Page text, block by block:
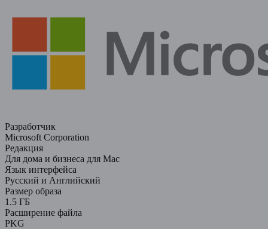
Разработчик
Microsoft Corporation
Редакция
Для дома и бизнеса для Mac
Язык интерфейса
Русский и Английский
Размер образа
1.5 ГБ
Расширение файла
PKG